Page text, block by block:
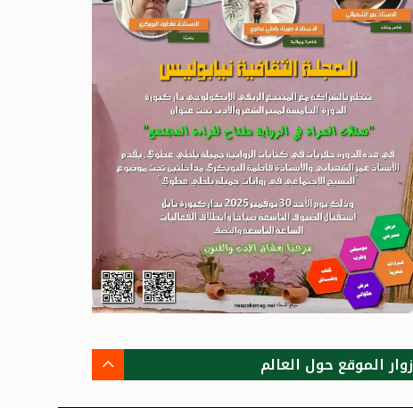
زوار الموقع حول العالم